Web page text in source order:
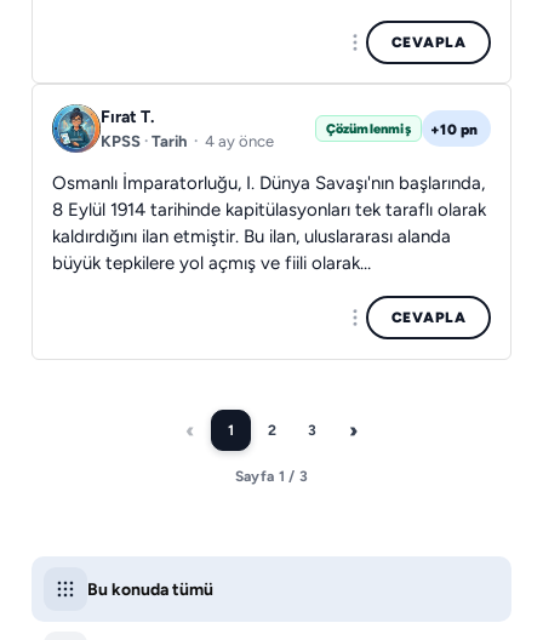
CEVAPLA
Fırat T.
KPSS · Tarih · 4 ay önce
Çözümlenmiş +10 pn
Osmanlı İmparatorluğu, I. Dünya Savaşı'nın başlarında,
8 Eylül 1914 tarihinde kapitülasyonları tek taraflı olarak
kaldırdığını ilan etmiştir. Bu ilan, uluslararası alanda
büyük tepkilere yol açmış ve fiili olarak…
CEVAPLA
‹ÖNCEKI
1 2 3 SONRAKI
›
Sayfa 1 / 3
Bu konuda tümü